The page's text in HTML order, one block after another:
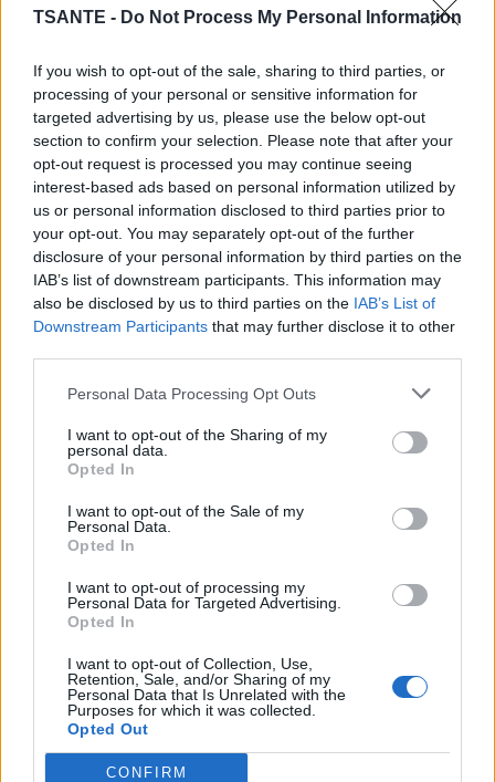
TSANTE - Do Not Process My Personal Information
If you wish to opt-out of the sale, sharing to third parties, or
processing of your personal or sensitive information for
targeted advertising by us, please use the below opt-out
section to confirm your selection. Please note that after your
opt-out request is processed you may continue seeing
interest-based ads based on personal information utilized by
us or personal information disclosed to third parties prior to
your opt-out. You may separately opt-out of the further
disclosure of your personal information by third parties on the
IAB’s list of downstream participants. This information may
also be disclosed by us to third parties on the IAB’s List of
Downstream Participants that may further disclose it to other
Personal Data Processing Opt Outs
I want to opt-out of the Sharing of my
personal data.
Opted In
I want to opt-out of the Sale of my
Personal Data.
Opted In
I want to opt-out of processing my
Personal Data for Targeted Advertising.
Opted In
I want to opt-out of Collection, Use,
Retention, Sale, and/or Sharing of my
Personal Data that Is Unrelated with the
Purposes for which it was collected.
Opted Out
CONFIRM
205 hommes et femmes en bonne santé, âgés de 25 à 59
ans, ont participé à cette étude. À l’aide de multiples
de l’activité sportive des participants, leur motivation, leur
état psychologique et leur niveau de pleine conscience,
Les résultats ont permis de mettre en lumière un lien entre
la pleine conscience et le rapport au sport. Les chercheurs
élevé de pleine conscience avaient tendance à être plus
motivées pour faire de l’exercice. Elles étaient également
moins susceptibles de ressentir une détresse
psychologique négative lorsqu’elles faisaient de
l’exercice.
motivées par des facteurs externes tels que la
reconnaissance sociale, la compétition ou l’apparence
lorsqu’il s’agit de faire de l’exercice. À l’inverse, elles sont
motivées par des facteurs internes tels que les objectifs
personnels et le bien-être.